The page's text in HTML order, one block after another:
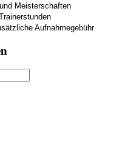
Meisterschaften
Aufnahmegebühr